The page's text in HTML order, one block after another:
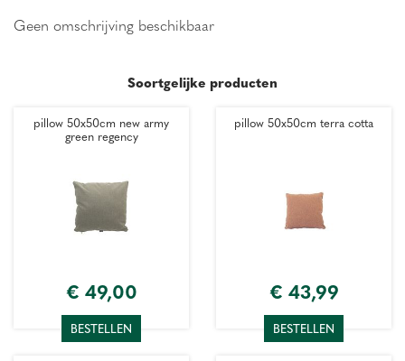
Geen omschrijving beschikbaar
Soortgelijke producten
pillow 50x50cm new army
green regency
€ 49,00
BESTELLEN
pillow 50x50cm terra cotta
€ 43,99
BESTELLEN